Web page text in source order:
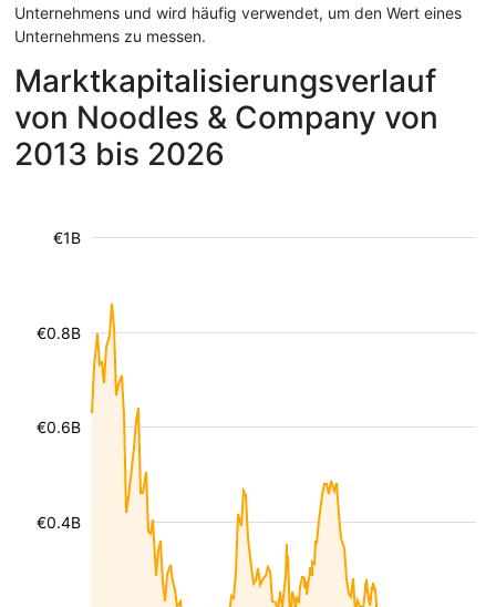
Unternehmens und wird häufig verwendet, um den Wert eines
Unternehmens zu messen.
Marktkapitalisierungsverlauf
von Noodles & Company von
2013 bis 2026
€0.4B
€0.6B
€0.8B
€1B